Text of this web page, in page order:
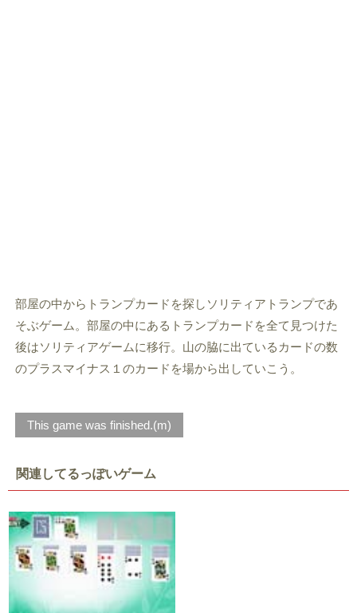
部屋の中からトランプカードを探しソリティアトランプであ
そぶゲーム。部屋の中にあるトランプカードを全て見つけた
後はソリティアゲームに移行。山の脇に出ているカードの数
のプラスマイナス１のカードを場から出していこう。
This game was finished.(m)
関連してるっぽいゲーム